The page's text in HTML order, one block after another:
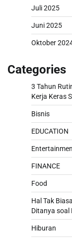
Juli 2025
Juni 2025
Oktober
Categories
3 Tahun
Kerja Keras
Bisnis
EDUCATION
FINANCE
Food
Hal Tak
Ditanya soal
Hiburan